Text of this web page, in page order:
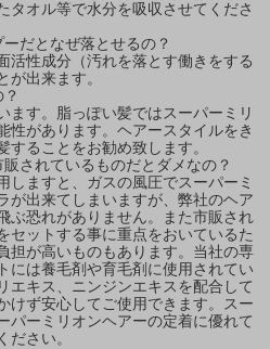
タオル等で水分を吸収させてくださ
だとなぜ落とせるの？
活性成分（汚れを落とす働きをする
が出来ます。
ます。脂っぽい髪ではスーパーミリ
性があります。ヘアースタイルをき
ることをお勧め致します。
されているものだとダメなの？
しますと、ガスの風圧でスーパーミ
が出来てしまいますが、弊社のヘア
ぶ恐れがありません。また市販され
セットする事に重点をおいているた
担が高いものもあります。当社の専
には養毛剤や育毛剤に使用されてい
エキス、ニンジンエキスを配合して
けず安心してご使用できます。スー
パーミリオンヘアーの定着に優れて
ださい。